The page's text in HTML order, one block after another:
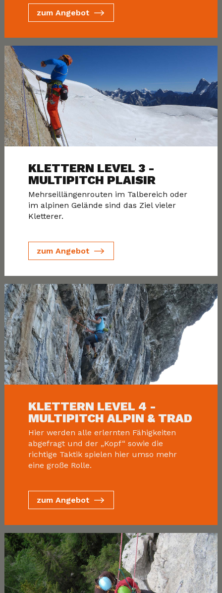
zum Angebot
KLETTERN LEVEL 3 -
MULTIPITCH PLAISIR
Mehrseillängenrouten im Talbereich oder
im alpinen Gelände sind das Ziel vieler
Kletterer.
zum Angebot
KLETTERN LEVEL 4 -
MULTIPITCH ALPIN & TRAD
Hier werden alle erlernten Fähigkeiten
abgefragt und der „Kopf“ sowie die
richtige Taktik spielen hier umso mehr
eine große Rolle.
zum Angebot